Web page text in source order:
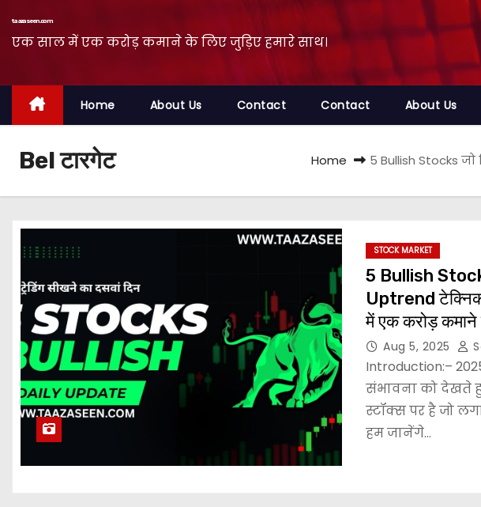
taazaseen.com
एक साल में एक करोड़ कमाने के लिए जुड़िए हमारे साथ।
Home About Us Contact Contact About Us
Bel टारगेट Home 5 Bullish Stocks
STOCK MARKET
5 Bullish
Uptrend
में एक करोड़ कमाने
Aug 5, 2025
Introduction:–
संभावना को देखते
स्टॉक्स पर है जो
हम जानेंगे…